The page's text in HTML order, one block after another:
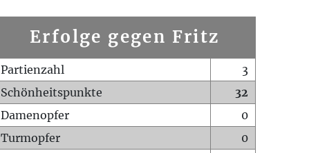
Erfolge gegen Fritz
Partienzahl
3
Schönheitspunkte
32
Damenopfer
0
Turmopfer
0